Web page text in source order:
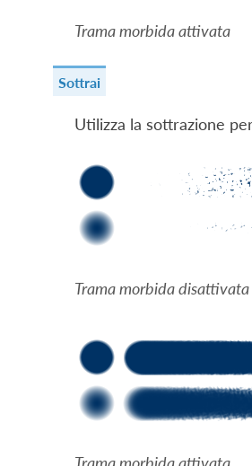
Trama morbida attivata
Sottrai
Utilizza la sottrazione
Trama morbida disattivata